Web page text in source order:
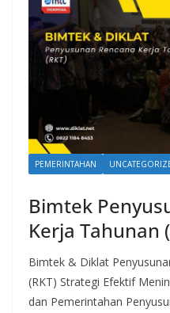
PEMERINTAHAN
Bimtek
Kerja Tahunan
Bimtek & Diklat
(RKT) Strategi Efektif
dan Pemerintahan